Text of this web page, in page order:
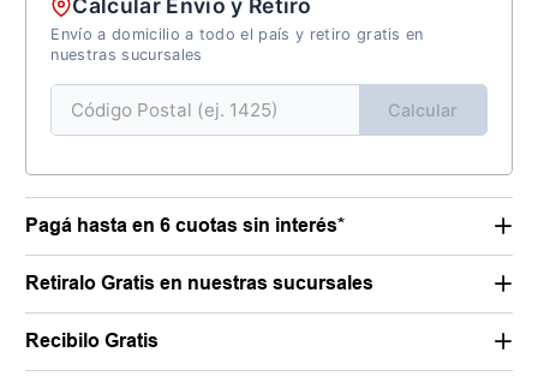
Calcular Envío y Retiro
Envío a domicilio a todo el país y retiro gratis en
nuestras sucursales
Calcular
Pagá hasta en 6 cuotas sin interés*
Retiralo Gratis en nuestras sucursales
Recibilo Gratis